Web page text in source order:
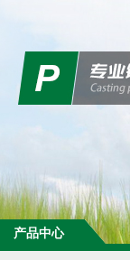
产品中心